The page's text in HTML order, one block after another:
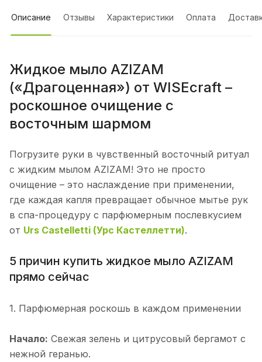
Описание Отзывы Характеристики Оплата
Жидкое мыло AZIZAM
(«Драгоценная») от WISEcraft –
роскошное очищение с
восточным шармом
Погрузите руки в чувственный восточный ритуал
с жидким мылом AZIZAM! Это не просто
очищение – это наслаждение при применении,
где каждая капля превращает обычное мытье рук
в спа-процедуру с парфюмерным послевкусием
от Urs Castelletti (Урс Кастеллетти).
5 причин купить жидкое мыло AZIZAM
прямо сейчас
1. Парфюмерная роскошь в каждом применении
Начало: Свежая зелень и цитрусовый бергамот с
нежной геранью.